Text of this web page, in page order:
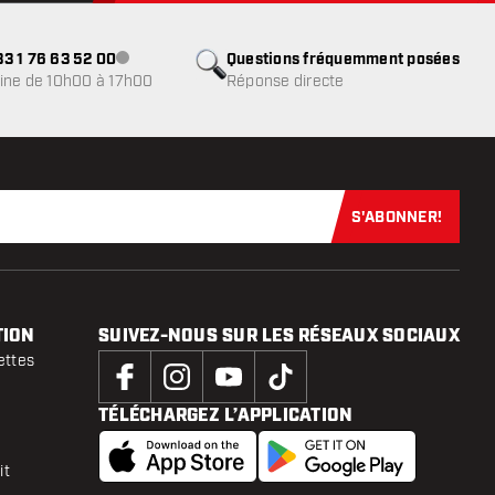
Questions fréquemment posées
Réponse directe
1 76 63 52 00Service client indisponible
de 10h00 à 17h00
Abonnez-
S'ABONNER!
SUIVEZ-NOUS SUR LES RÉSEAUX SOCIAUX
TÉLÉCHARGEZ L’APPLICATION